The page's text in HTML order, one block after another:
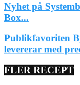
Nyhet på
Box...
Publikfavoriten
levererar med
FLER RECEPT